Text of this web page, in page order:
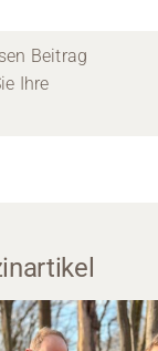
Beitrag
Ihre